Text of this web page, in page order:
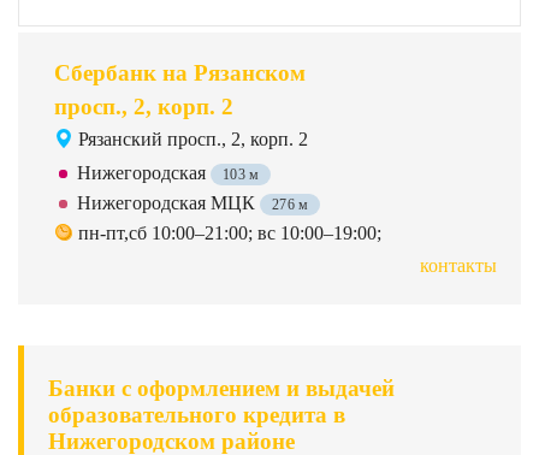
Банки с оформлением и выдачей
образовательного кредита в
Нижегородском районе
Сбербанк на Рязанском
просп., 2, корп. 2
Рязанский просп., 2, корп. 2
Нижегородская
103 м
Нижегородская МЦК 276 м
пн-пт,сб 10:00–21:00; вс 10:00–19:00;
контакты